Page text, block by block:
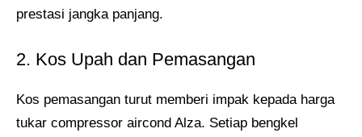
prestasi jangka panjang.
2. Kos Upah dan Pemasangan
Kos pemasangan turut memberi impak kepada harga
tukar compressor aircond Alza. Setiap bengkel